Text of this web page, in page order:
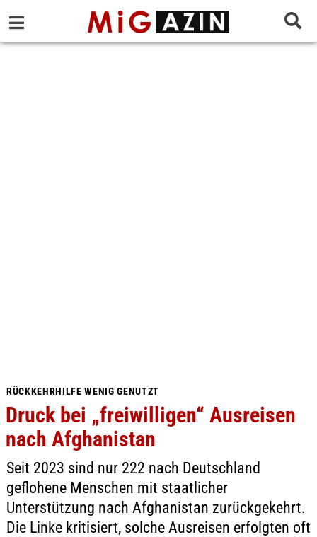
RÜCKKEHRHILFE WENIG GENUTZT
Druck bei „freiwilligen“ Ausreisen
nach Afghanistan
Seit 2023 sind nur 222 nach Deutschland
geflohene Menschen mit staatlicher
Unterstützung nach Afghanistan zurückgekehrt.
Die Linke kritisiert, solche Ausreisen erfolgten oft